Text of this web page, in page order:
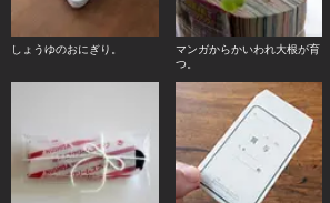
しょうゆのおにぎり。
マンガからかいわれ大根が育
つ。